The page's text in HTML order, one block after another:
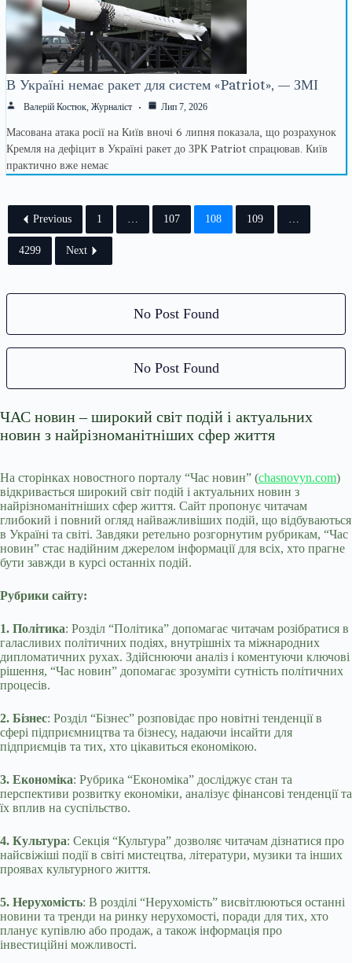
В Україні немає ракет для систем «Patriot», — ЗМІ
Валерій Костюк, Журналіст Лип 7, 2026
Масована атака росії на Київ вночі 6 липня показала, що розрахунок
Кремля на дефіцит в Україні ракет до ЗРК Patriot спрацював. Київ
практично вже немає
Previous 1 … 107 108 109 …
4299 Next
No Post Found
No Post Found
ЧАС новин – широкий світ подій і актуальних
новин з найрізноманітніших сфер життя
На сторінках новостного порталу “Час новин” (chasnovyn.com)
відкривається широкий світ подій і актуальних новин з
найрізноманітніших сфер життя. Сайт пропонує читачам
глибокий і повний огляд найважливіших подій, що відбуваються
в Україні та світі. Завдяки ретельно розгорнутим рубрикам, “Час
новин” стає надійним джерелом інформації для всіх, хто прагне
бути завжди в курсі останніх подій.
Рубрики сайту:
1. Політика: Розділ “Політика” допомагає читачам розібратися в
галасливих політичних подіях, внутрішніх та міжнародних
дипломатичних рухах. Здійснюючи аналіз і коментуючи ключові
рішення, “Час новин” допомагає зрозуміти сутність політичних
процесів.
2. Бізнес: Розділ “Бізнес” розповідає про новітні тенденції в
сфері підприємництва та бізнесу, надаючи інсайти для
підприємців та тих, хто цікавиться економікою.
3. Економіка: Рубрика “Економіка” досліджує стан та
перспективи розвитку економіки, аналізує фінансові тенденції та
їх вплив на суспільство.
4. Культура: Секція “Культура” дозволяє читачам дізнатися про
найсвіжіші події в світі мистецтва, літератури, музики та інших
проявах культурного життя.
5. Нерухомість: В розділі “Нерухомість” висвітлюються останні
новини та тренди на ринку нерухомості, поради для тих, хто
планує купівлю або продаж, а також інформація про
інвестиційні можливості.